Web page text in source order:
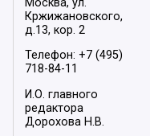
Кржижановского,
д.13, кор. 2
Телефон: +7 (495)
718-84-11
И.О. главного
редактора
Дорохова Н.В.